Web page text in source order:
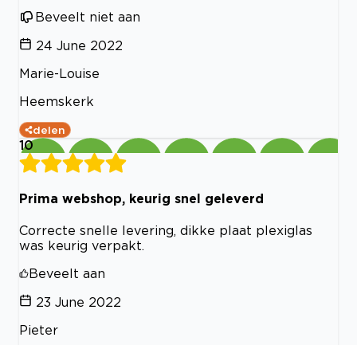
Beveelt niet aan
24 June 2022
Marie-Louise
Heemskerk
delen
10
Prima webshop, keurig snel geleverd
Correcte snelle levering, dikke plaat plexiglas
was keurig verpakt.
Beveelt aan
23 June 2022
Pieter